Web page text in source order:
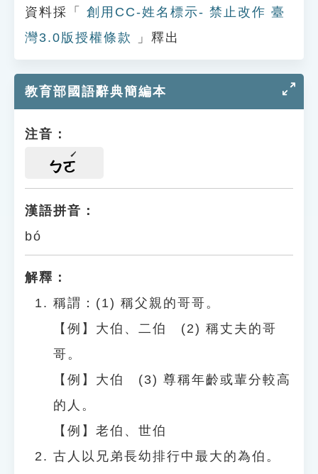
資料採「
創用CC-姓名標示- 禁止改作 臺
灣3.0版授權條款
」釋出
教育部國語辭典簡編本
注音：
ㄅㄛ
漢語拼音：
bó
解釋：
稱謂：(1) 稱父親的哥哥。
【例】大伯、二伯 (2) 稱丈夫的哥
哥。
【例】大伯 (3) 尊稱年齡或輩分較高
的人。
【例】老伯、世伯
古人以兄弟長幼排行中最大的為伯。